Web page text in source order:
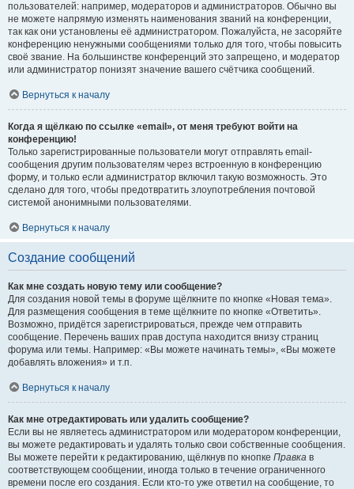
пользователей: например, модераторов и администраторов. Обычно вы
не можете напрямую изменять наименования званий на конференции,
так как они установлены её администратором. Пожалуйста, не засоряйте
конференцию ненужными сообщениями только для того, чтобы повысить
своё звание. На большинстве конференций это запрещено, и модератор
или администратор понизят значение вашего счётчика сообщений.
Вернуться к началу
Когда я щёлкаю по ссылке «email», от меня требуют войти на
конференцию!
Только зарегистрированные пользователи могут отправлять email-
сообщения другим пользователям через встроенную в конференцию
форму, и только если администратор включил такую возможность. Это
сделано для того, чтобы предотвратить злоупотребления почтовой
системой анонимными пользователями.
Вернуться к началу
Создание сообщений
Как мне создать новую тему или сообщение?
Для создания новой темы в форуме щёлкните по кнопке «Новая тема».
Для размещения сообщения в теме щёлкните по кнопке «Ответить».
Возможно, придётся зарегистрироваться, прежде чем отправить
сообщение. Перечень ваших прав доступа находится внизу страниц
форума или темы. Например: «Вы можете начинать темы», «Вы можете
добавлять вложения» и т.п.
Вернуться к началу
Как мне отредактировать или удалить сообщение?
Если вы не являетесь администратором или модератором конференции,
вы можете редактировать и удалять только свои собственные сообщения.
Вы можете перейти к редактированию, щёлкнув по кнопке Правка в
соответствующем сообщении, иногда только в течение ограниченного
времени после его создания. Если кто-то уже ответил на сообщение, то